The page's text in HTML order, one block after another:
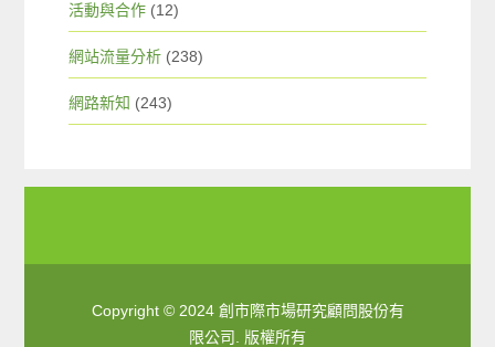
活動與合作 (12)
網站流量分析 (238)
網路新知 (243)
Copyright © 2024 創市際市場研究顧問股份有
限公司. 版權所有